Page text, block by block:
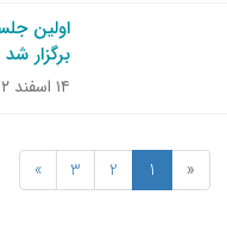
اولین
برگزار شد
۱۴ اسفند ۱۴۰۲
«
1
2
3
»